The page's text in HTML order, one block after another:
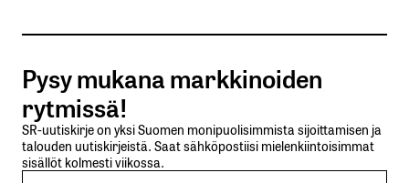
Tilaa SalkunRakentajan uutiskirje
Lähetä kommentti
Pysy mukana markkinoiden
rytmissä!
SR-uutiskirje on yksi Suomen monipuolisimmista sijoittamisen ja
talouden uutiskirjeistä. Saat sähköpostiisi mielenkiintoisimmat
sisällöt kolmesti viikossa.